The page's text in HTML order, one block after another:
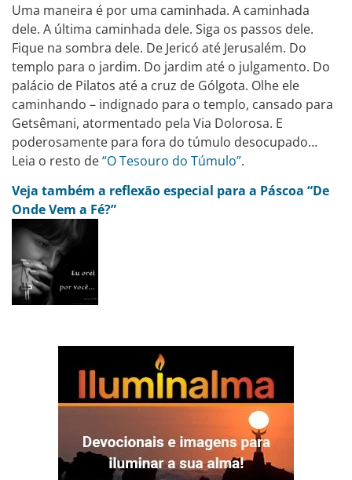
Uma maneira é por uma caminhada. A caminhada
dele. A última caminhada dele. Siga os passos dele.
Fique na sombra dele. De Jericó até Jerusalém. Do
templo para o jardim. Do jardim até o julgamento. Do
palácio de Pilatos até a cruz de Gólgota. Olhe ele
caminhando – indignado para o templo, cansado para
Getsêmani, atormentado pela Via Dolorosa. E
poderosamente para fora do túmulo desocupado…
Leia o resto de“O Tesouro do Túmulo”.
Veja também a reflexão especial para a Páscoa “De
Onde Vem a Fé?”